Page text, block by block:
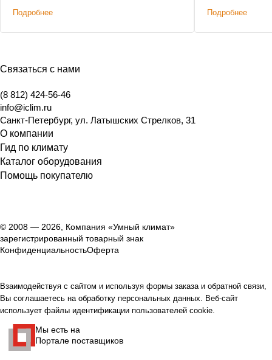
Подробнее Подробнее
Связаться с нами
(8 812) 424-56-46
info@iclim.ru
Санкт-Петербург, ул. Латышских Стрелков, 31
О компании
Гид по климату
Каталог оборудования
Помощь покупателю
© 2008 — 2026, Компания «Умный климат»
зарегистрированный товарный знак
КонфиденциальностьОферта
Взаимодействуя с сайтом и используя формы заказа и обратной связи,
Вы соглашаетесь на обработку персональных данных. Веб-сайт
использует файлы идентификации пользователей cookie.
Мы есть на
Портале поставщиков